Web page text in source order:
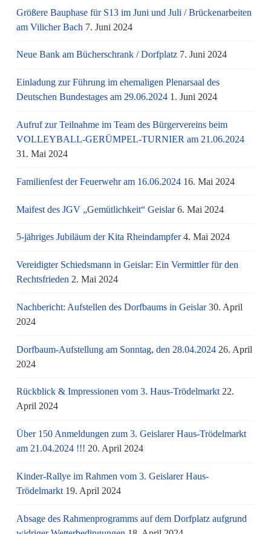
Größere Bauphase für S13 im Juni und Juli / Brü­cken­ar­bei­ten
am Vi­li­cher Bach 7. Juni 2024
Neue Bank am Bücherschrank / Dorfplatz 7. Juni 2024
Einladung zur Führung im ehemaligen Plenarsaal des
Deutschen Bundestages am 29.06.2024 1. Juni 2024
Aufruf zur Teilnahme im Team des Bürgervereins beim
VOLLEYBALL-GERÜMPEL-TURNIER am 21.06.2024
31. Mai 2024
Familienfest der Feuerwehr am 16.06.2024 16. Mai 2024
Maifest des JGV „Gemütlichkeit“ Geislar 6. Mai 2024
5-jähriges Jubiläum der Kita Rheindampfer 4. Mai 2024
Vereidigter Schiedsmann in Geislar: Ein Vermittler für den
Rechtsfrieden 2. Mai 2024
Nachbericht: Aufstellen des Dorfbaums in Geislar 30. April
2024
Dorfbaum-Aufstellung am Sonntag, den 28.04.2024 26. April
2024
Rückblick & Impressionen vom 3. Haus-Trödelmarkt 22.
April 2024
Über 150 Anmeldungen zum 3. Geislarer Haus-Trödelmarkt
am 21.04.2024 !!! 20. April 2024
Kinder-Rallye im Rahmen vom 3. Geislarer Haus-
Trödelmarkt 19. April 2024
Absage des Rahmenprogramms auf dem Dorfplatz aufgrund